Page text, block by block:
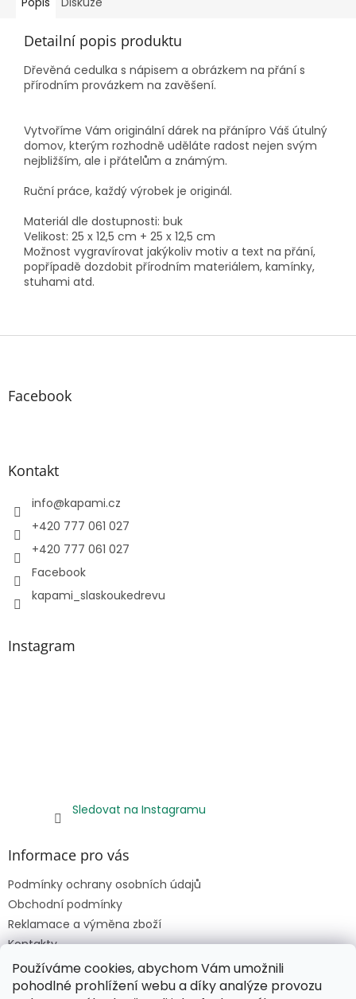
Používáme cookies, abychom Vám umožnili
pohodlné prohlížení webu a díky analýze provozu
Detailní popis produktu
Dřevěná cedulka s nápisem a obrázkem na přání s
přírodním provázkem na zavěšení.
Vytvoříme Vám originální dárek na přánípro Váš útulný
domov, kterým rozhodně uděláte radost nejen svým
nejbližším, ale i přátelům a známým.
Ruční práce, každý výrobek je originál.
Materiál dle dostupnosti: buk
Velikost: 25 x 12,5 cm + 25 x 12,5 cm
Možnost vygravírovat jakýkoliv motiv a text na přání,
popřípadě dozdobit přírodním materiálem, kamínky,
stuhami atd.
Z
Facebook
Kontakt
info@kapami.cz
+420 777 061 027
+420 777 061 027
Facebook
kapami_slaskoukedrevu
Instagram
Sledovat na Instagramu
Informace pro vás
Podmínky ochrany osobních údajů
Obchodní podmínky
Reklamace a výměna zboží
Kontakty
Napište nám